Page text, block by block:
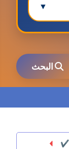
▼
البحث
✔